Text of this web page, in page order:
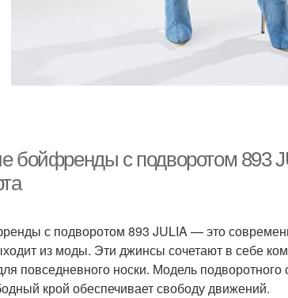
бойфренды с подворотом 893
с подворотом 893 JULIA — это
из моды. Эти джинсы сочетают в себе
повседневного носки. Модель подворотного
крой обеспечивает свободу движений.